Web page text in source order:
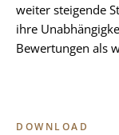
weiter steigende
ihre
Bewertungen als
DOWNLOAD